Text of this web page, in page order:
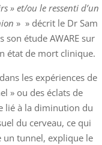
» et/ou le ressenti d’un
» » décrit le Dr Sam
son étude AWARE sur
état de mort clinique.
les expériences de
» ou des éclats de
lié à la diminution du
du cerveau, ce qui
un tunnel, explique le